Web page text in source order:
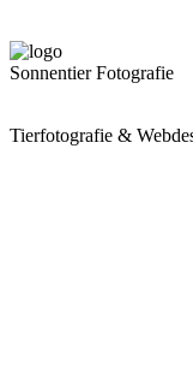
Sonnentier Fotografie
Tierfotografie &